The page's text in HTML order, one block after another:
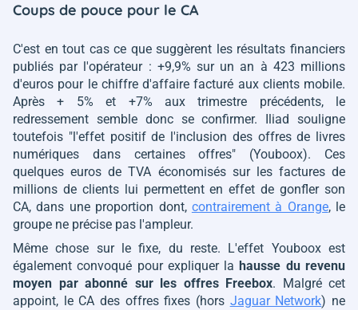
Coups de pouce pour le CA
C'est en tout cas ce que suggèrent les résultats financiers
publiés par l'opérateur : +9,9% sur un an à 423 millions
d'euros pour le chiffre d'affaire facturé aux clients mobile.
Après + 5% et +7% aux trimestre précédents, le
redressement semble donc se confirmer. Iliad souligne
toutefois "l'effet positif de l'inclusion des offres de livres
numériques dans certaines offres" (Youboox). Ces
quelques euros de TVA économisés sur les factures de
millions de clients lui permettent en effet de gonfler son
CA, dans une proportion dont, contrairement à Orange, le
groupe ne précise pas l'ampleur.
Même chose sur le fixe, du reste. L'effet Youboox est
également convoqué pour expliquer la hausse du revenu
moyen par abonné sur les offres Freebox. Malgré cet
appoint, le CA des offres fixes (hors Jaguar Network) ne